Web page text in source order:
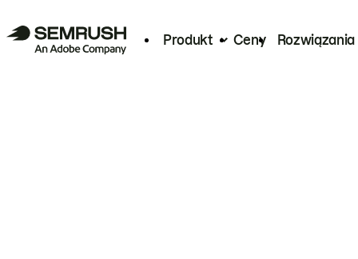
Produkt Ceny Rozwiązania